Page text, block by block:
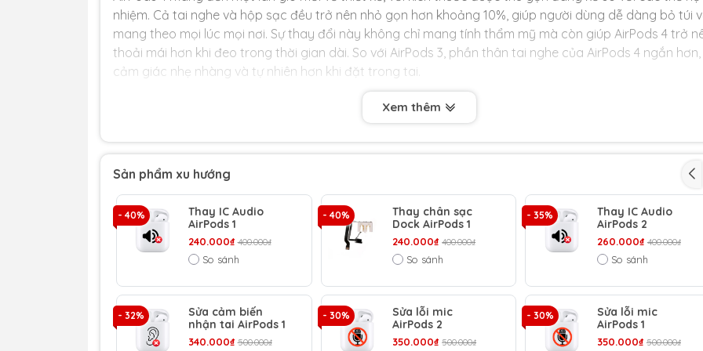
nhiệm. Cả tai nghe và hộp sạc đều trở nên nhỏ gọn hơn khoảng 10%, giúp người dùng dễ dàng bỏ túi
mang theo mọi lúc mọi nơi. Sự thay đổi này không chỉ mang tính thẩm mỹ mà còn giúp AirPods 4 trở
thoải mái hơn khi đeo trong thời gian dài. So với AirPods 3, phần thân tai nghe của AirPods 4 ngắn
cảm giác nhẹ nhàng và tự nhiên hơn khi đặt trong tai.
Xem thêm
Sản phẩm xu hướng
- 40%
Thay IC Audio
AirPods 1
240.000₫ 400.000₫
So sánh
- 40%
Thay chân sạc
Dock AirPods 1
240.000₫ 400.000₫
So sánh
- 35%
Thay IC Audio
AirPods 2
260.000₫ 400.000₫
So sánh
- 32%
Sửa cảm biến
nhận tai AirPods 1
340.000₫ 500.000₫
- 30%
Sửa lỗi mic
AirPods 2
350.000₫ 500.000₫
- 30%
Sửa lỗi mic
AirPods 1
350.000₫ 500.000₫